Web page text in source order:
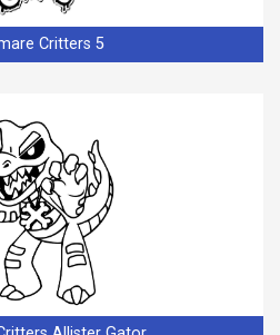
Critters 5